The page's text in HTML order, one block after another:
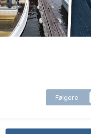
Følgere